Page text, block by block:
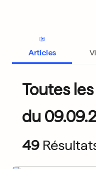
Articles
Toutes
du
49